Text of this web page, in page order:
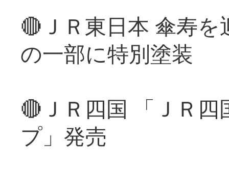
🔴ＪＲ東日本 傘寿
の一部に特別塗装
🔴ＪＲ四国 「ＪＲ
プ」発売